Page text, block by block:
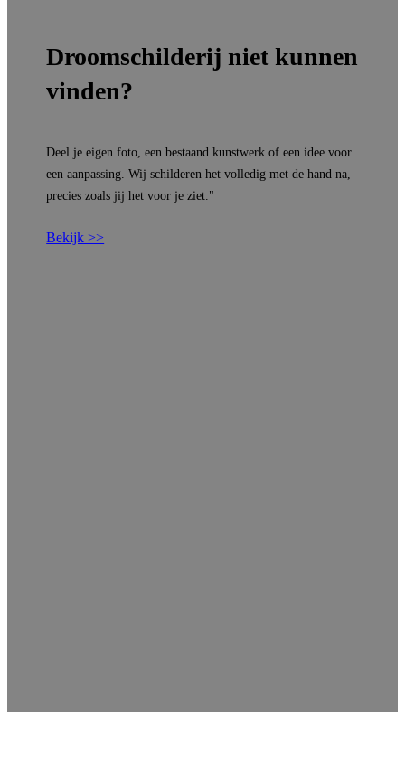
Droomschilderij niet kunnen
vinden?
Deel je eigen foto, een bestaand kunstwerk of een idee voor
een aanpassing. Wij schilderen het volledig met de hand na,
precies zoals jij het voor je ziet."
Bekijk >>